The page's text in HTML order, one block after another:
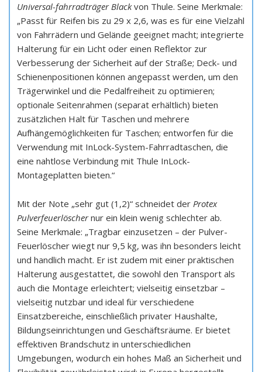
Universal-fahrradträger Blackvon Thule. Seine Merkmale:
„Passt für Reifen bis zu 29 x 2,6, was es für eine Vielzahl
von Fahrrädern und Gelände geeignet macht; integrierte
Halterung für ein Licht oder einen Reflektor zur
Verbesserung der Sicherheit auf der Straße; Deck- und
Schienenpositionen können angepasst werden, um den
Trägerwinkel und die Pedalfreiheit zu optimieren;
optionale Seitenrahmen (separat erhältlich) bieten
zusätzlichen Halt für Taschen und mehrere
Aufhängemöglichkeiten für Taschen; entworfen für die
Verwendung mit InLock-System-Fahrradtaschen, die
eine nahtlose Verbindung mit Thule InLock-
Montageplatten bieten.“
Mit der Note „sehr gut (1,2)“ schneidet der Protex
Pulverfeuerlöschernur ein klein wenig schlechter ab.
Seine Merkmale: „Tragbar einzusetzen – der Pulver-
Feuerlöscher wiegt nur 9,5 kg, was ihn besonders leicht
und handlich macht. Er ist zudem mit einer praktischen
Halterung ausgestattet, die sowohl den Transport als
auch die Montage erleichtert; vielseitig einsetzbar –
vielseitig nutzbar und ideal für verschiedene
Einsatzbereiche, einschließlich privater Haushalte,
Bildungseinrichtungen und Geschäftsräume. Er bietet
effektiven Brandschutz in unterschiedlichen
Umgebungen, wodurch ein hohes Maß an Sicherheit und